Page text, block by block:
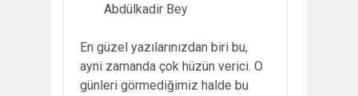
Abdülkadir Bey
En güzel yazılarınızdan biri bu,
ayni zamanda çok hüzün verici. O
günleri görmediğimiz halde bu